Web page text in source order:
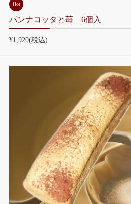
Hot
パンナコッタと苺 6個入
¥1,920(税込)